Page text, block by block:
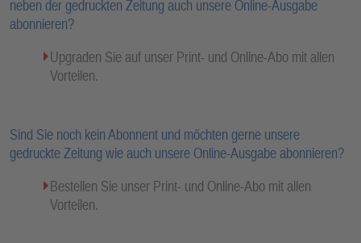
neben der gedruckten Zeitung auch unsere Online-Ausgabe
abonnieren?
Upgraden Sie auf unser Print- und Online-Abo mit allen
Vorteilen.
Sind Sie noch kein Abonnent und möchten gerne unsere
gedruckte Zeitung wie auch unsere Online-Ausgabe abonnieren?
Bestellen Sie unser Print- und Online-Abo mit allen
Vorteilen.